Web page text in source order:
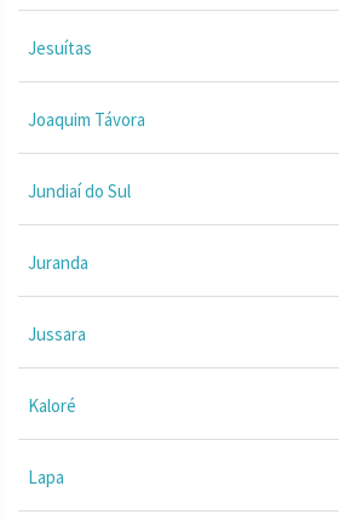
Jesuítas
Joaquim Távora
Jundiaí do Sul
Juranda
Jussara
Kaloré
Lapa